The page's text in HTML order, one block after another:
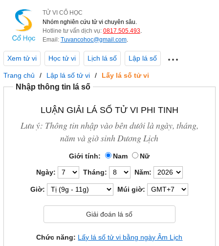
TỬ VI CỔ HỌC
Nhóm nghiên cứu tử vi chuyên sâu.
Hotline tư vấn dịch vụ: 0817.505.493.
Email: Tuvancohoc@gmail.com.
Xem tử vi Học tử vi Lịch lá số Lập lá số
Trang chủ Lập lá số tử vi Lấy lá số tử vi
Nhập thông tin lá số
LUẬN GIẢI LÁ SỐ TỬ VI PHI TINH
Lưu ý: Thông tin nhập vào bên dưới là ngày, tháng,
năm và giờ sinh Dương Lịch
Giới tính: Nam Nữ
Ngày: Tháng: Năm:
Giờ: Múi giờ:
Chức năng: Lấy lá số tử vi bằng ngày Âm Lịch